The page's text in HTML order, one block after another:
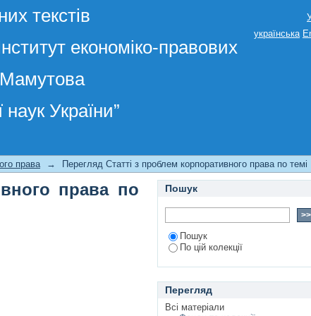
текстів
економіко-правових
Мамутова
України”
права по темі
українська
права → Перегляд Статті з проблем корпоративного права по темі
права по
Пошук
Пошук
По цій колекції
Перегляд
Всі матеріали